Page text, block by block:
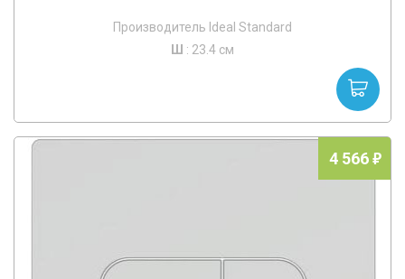
Производитель Ideal Standard
Ш : 23.4 см
4 566